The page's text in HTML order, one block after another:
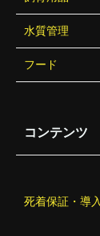
水質管理
フード
コンテンツ
死着保証・導